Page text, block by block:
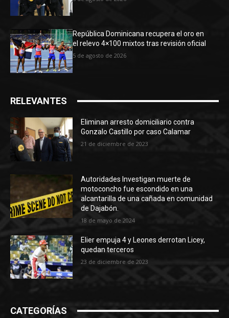
República Dominicana recupera el oro en
el relevo 4×100 mixtos tras revisión oficial
5 de agosto de 2026
RELEVANTES
Eliminan arresto domiciliario contra
Gonzalo Castillo por caso Calamar
21 de diciembre de 2023
Autoridades Investigan muerte de
motoconcho fue escondido en una
alcantarilla de una cañada en comunidad
de Dajabón.
18 de mayo de 2024
Elier empuja 4 y Leones derrotan Licey,
quedan terceros
23 de diciembre de 2023
CATEGORÍAS